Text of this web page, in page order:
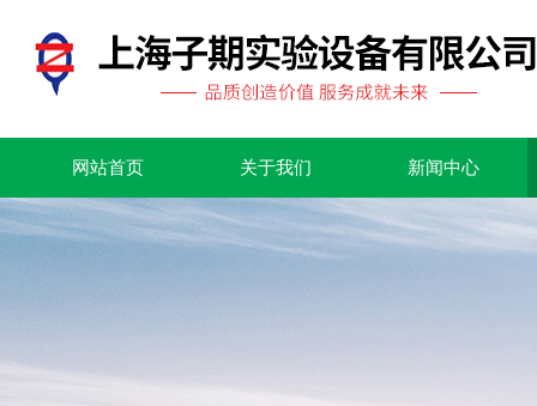
网站首页 关于我们 新闻中心